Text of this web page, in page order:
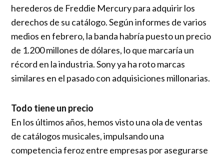
herederos de Freddie Mercury para adquirir los
derechos de su catálogo. Según informes de varios
medios en febrero, la banda habría puesto un precio
de 1.200 millones de dólares, lo que marcaría un
récord en la industria. Sony ya ha roto marcas
similares en el pasado con adquisiciones millonarias.
Todo tiene un precio
En los últimos años, hemos visto una ola de ventas
de catálogos musicales, impulsando una
competencia feroz entre empresas por asegurarse